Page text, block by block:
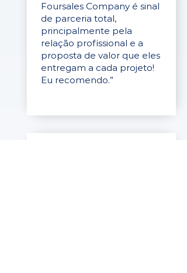
Foursales Company é sinal
de parceria total,
principalmente pela
relação profissional e a
proposta de valor que eles
entregam a cada projeto!
Eu recomendo.”